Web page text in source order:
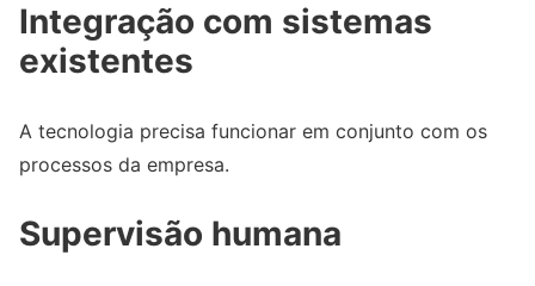
Integração com sistemas
existentes
A tecnologia precisa funcionar em conjunto com os
processos da empresa.
Supervisão humana